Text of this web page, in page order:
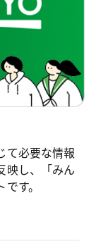
て必要な情報
映し、「みん
す。